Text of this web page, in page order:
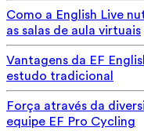
Como a English Live
as salas de aula virtuais
Vantagens da EF
estudo tradicional
Força através da
equipe EF Pro Cycling